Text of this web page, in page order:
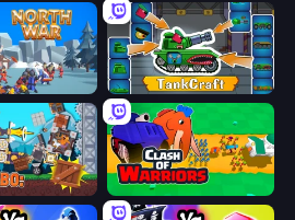
TankCraft
Craft Cars Clash of Warriors